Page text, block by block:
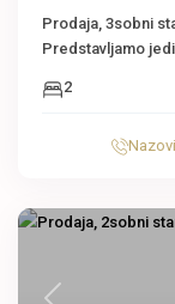
Prodaja, 3sobni
Predstavljamo
2
Nazovi